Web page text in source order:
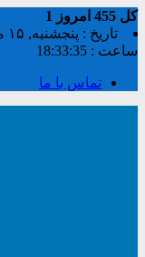
کل امروز
1
تاریخ : پنجشنبه, ۱۵ مرداد , ۱۴۰۵
ساعت : 18:33:35
تماس با ما